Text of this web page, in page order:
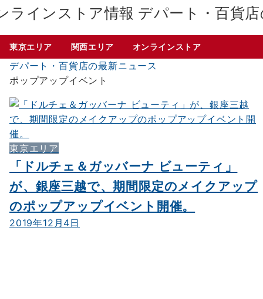
デパート・百貨
東京エリア 関西エリア オンラインストア
デパート・百貨店の最新ニュース
ポップアップイベント
東京エリア
「ドルチェ＆ガッバーナ ビューティ」
が、銀座三越で、期間限定のメイクアップ
のポップアップイベント開催。
2019年12月4日